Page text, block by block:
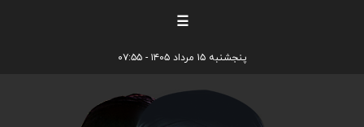
☰
پنجشنبه ۱۵ مرداد ۱۴۰۵ - ۰۷:۵۵